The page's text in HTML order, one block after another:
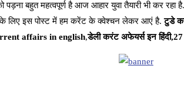
पड़ना बहुत महत्वपूर्ण है आज आहार युवा तैयारी भी कर
लिए इस पोस्ट में हम करेंट के क्वेश्चन लेकर आएं है.टुडे
affairs in english,डेली करंट अफेयर्स इन